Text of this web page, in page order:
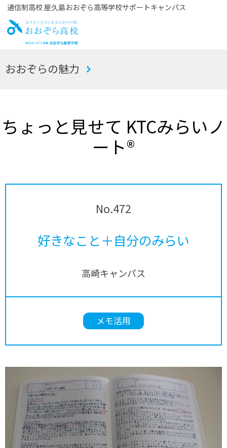
通信制高校 屋久島おおぞら高等学校サポートキャンパス
お
おおぞらの魅力
ちょっと見せて KTCみらいノ
ート®
No.472
好きなこと＋自分のみらい
高崎キャンパス
メモ活用